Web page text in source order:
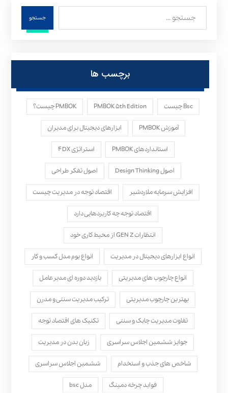
جستجو
برچسب ها
Bsc چیست PMBOK ۵th Edition PMBOK چیست؟
آموزش PMBOK ابزارهای دیجیتال برای مدیران
استانداردهای PMBOK استراتژی ۴DX
اصول Design Thinking اصول تفکر طراحی
افزایش سرمایه ملاردشیر اقتصاد توجه در مدیریت چیست
اقتصاد توجه چه کاربردهایی دارد
انتظارات GEN Z از محیط کاری خود
انواع ابزارهای دیجیتال در مدیریت انواع بوم مدل کسب‌ و کار
انواع چارچوب های مدیریتی بازدید دوره ای مدیرعامل
بهترین چارچوب مدیریتی ترکیب مدیریت سنتی و مدرن
تفاوت مدیریت چابک و سنتی تکنیک های اقتصاد توجه
جوایز ششمین اجلاس سراسری زبان بدن در مدیریت
شاخص های جذب و استخدام ششمین اجلاس سراسری
فواید چرخه دمینگ مدل bsc